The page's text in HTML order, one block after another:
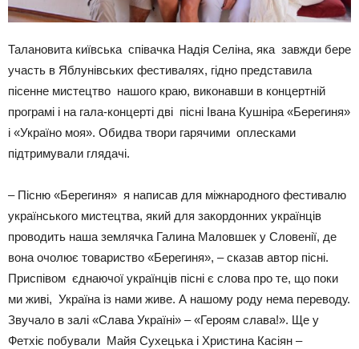
Талановита київська співачка Надія Селіна, яка завжди бере
участь в Яблунівських фестивалях, гідно представила
пісенне мистецтво нашого краю, виконавши в концертній
програмі і на гала-концерті дві пісні Івана Кушніра «Берегиня»
і «Україно моя». Обидва твори гарячими оплесками
підтримували глядачі.
– Пісню «Берегиня» я написав для міжнародного фестивалю
українського мистецтва, який для закордонних українців
проводить наша землячка Галина Маловшек у Словенії, де
вона очолює товариство «Берегиня», – сказав автор пісні.
Приспівом єднаючої українців пісні є слова про те, що поки
ми живі, Україна із нами живе. А нашому роду нема переводу.
Звучало в залі «Слава Україні» – «Героям слава!». Ще у
Фетхіє побували Майя Сухецька і Христина Касіян –